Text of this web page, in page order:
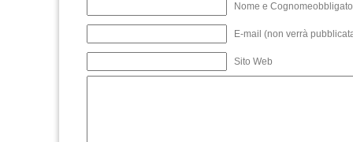
Nome e
E-mail (non verrà
Sito Web